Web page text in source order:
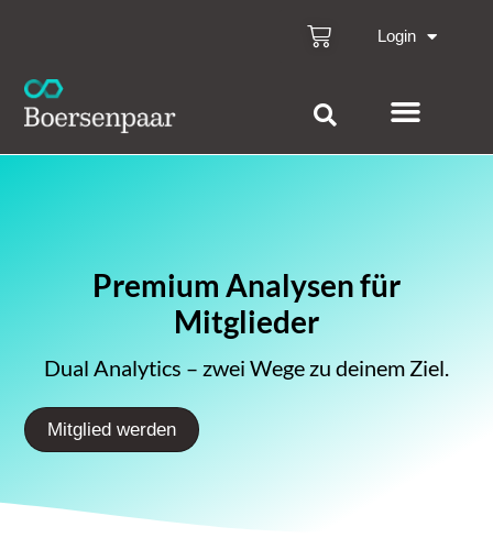
Login
Premium Analysen für
Mitglieder
Dual Analytics – zwei Wege zu deinem Ziel.
Mitglied werden